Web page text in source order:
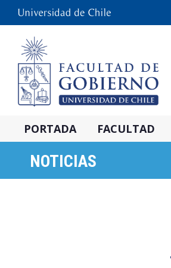
PORTADA FACULTAD
NOTICIAS